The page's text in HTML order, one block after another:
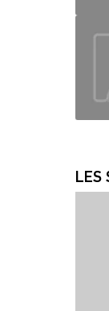
LES